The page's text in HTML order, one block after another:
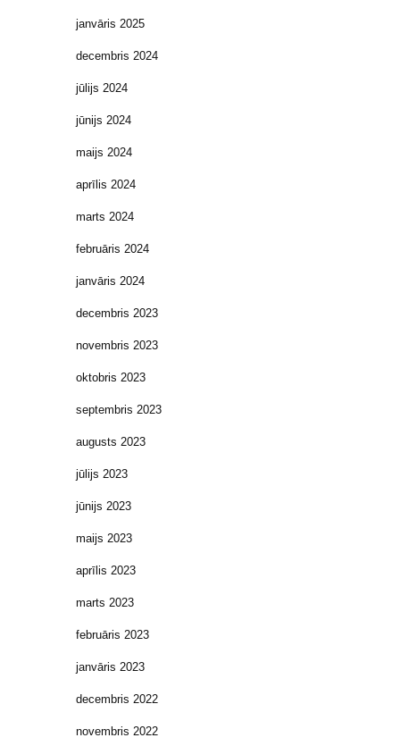
janvāris 2025
decembris 2024
jūlijs 2024
jūnijs 2024
maijs 2024
aprīlis 2024
marts 2024
februāris 2024
janvāris 2024
decembris 2023
novembris 2023
oktobris 2023
septembris 2023
augusts 2023
jūlijs 2023
jūnijs 2023
maijs 2023
aprīlis 2023
marts 2023
februāris 2023
janvāris 2023
decembris 2022
novembris 2022